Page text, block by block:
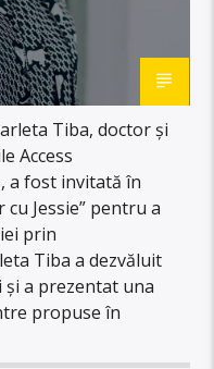
Tiba, doctor și
Access
a fost invitată în
Jessie” pentru a
prin
Tiba a dezvăluit
și a prezentat una
propuse în